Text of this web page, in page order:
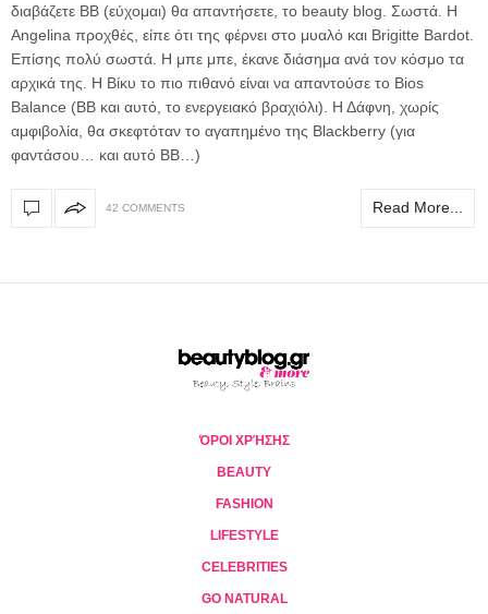
διαβάζετε ΒΒ (εύχομαι) θα απαντήσετε, το beauty blog. Σωστά. Η
Angelina προχθές, είπε ότι της φέρνει στο μυαλό και Brigitte Bardot.
Eπίσης πολύ σωστά. Η μπε μπε, έκανε διάσημα ανά τον κόσμο τα
αρχικά της. Η Βίκυ το πιο πιθανό είναι να απαντούσε το Bios
Balance (ΒΒ και αυτό, το ενεργειακό βραχιόλι). Η Δάφνη, χωρίς
αμφιβολία, θα σκεφτόταν το αγαπημένο της Blackberry (για
φαντάσου… και αυτό ΒΒ…)
42 COMMENTS Read More...
ΌΡΟΙ ΧΡΉΣΗΣ
BEAUTY
FASHION
LIFESTYLE
CELEBRITIES
GO NATURAL